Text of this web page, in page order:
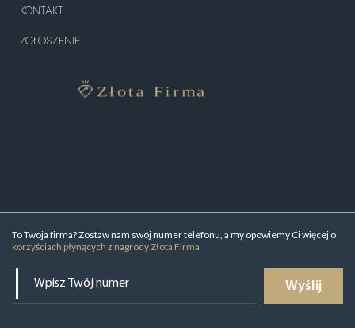
To Twoja firma? Zostaw nam swój numer telefonu, a my opowiemy Ci więcej o
korzyściach płynących z nagrody Złota Firma
Wyślij
KONTAKT
ZGŁOSZENIE